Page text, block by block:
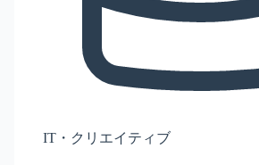
IT・クリエイティブ